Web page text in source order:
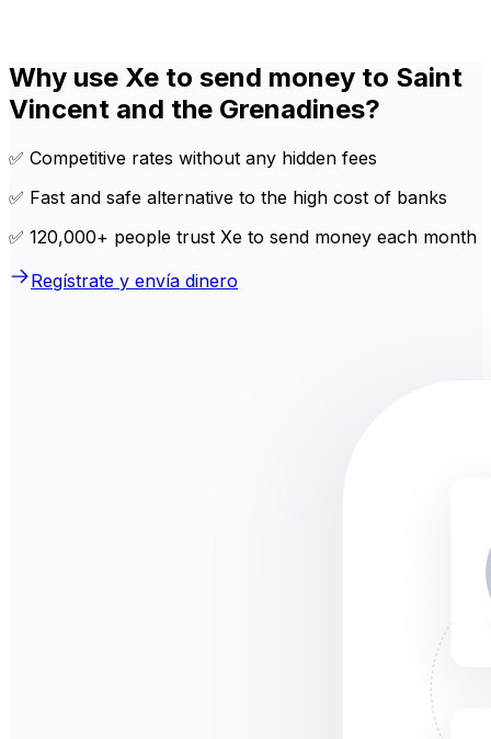
Why use Xe to send money to Saint
Vincent and the Grenadines?
✅ Competitive rates without any hidden fees
✅ Fast and safe alternative to the high cost of banks
✅ 120,000+ people trust Xe to send money each month
Regístrate y envía dinero